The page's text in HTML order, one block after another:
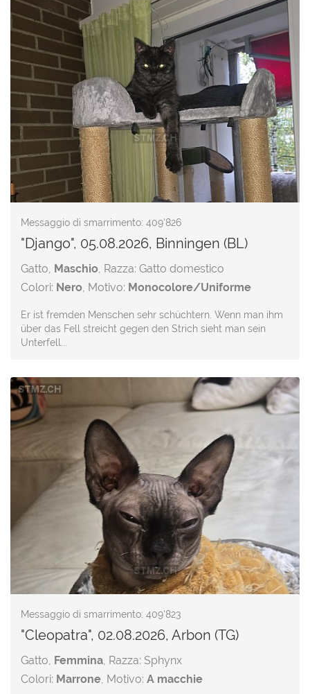
Messaggio di smarrimento: 409'826
"Django", 05.08.2026, Binningen (BL)
Gatto, Maschio, Razza: Gatto domestico
Colori: Nero, Motivo: Monocolore/Uniforme
Er ist fremden Menschen sehr schüchtern. Wenn man ihm
über das Fell streicht gegen den Strich sieht man sein
Unterfell...
Messaggio di smarrimento: 409'823
"Cleopatra", 02.08.2026, Arbon (TG)
Gatto, Femmina, Razza: Sphynx
Colori: Marrone, Motivo: A macchie